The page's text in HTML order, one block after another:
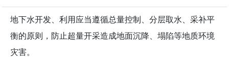
地下水开发、利用应当遵循总量控制、分层取水、采补平
衡的原则，防止超量开采造成地面沉降、塌陷等地质环境
灾害。